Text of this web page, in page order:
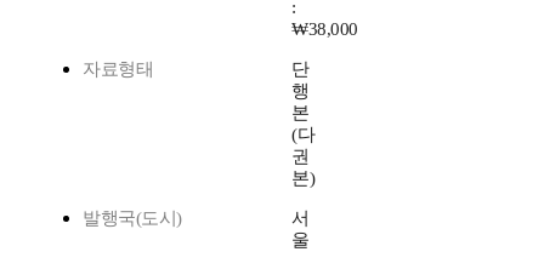
:
₩38,000
자료형태
단
행
본
(다
권
본)
발행국(도시)
서
울